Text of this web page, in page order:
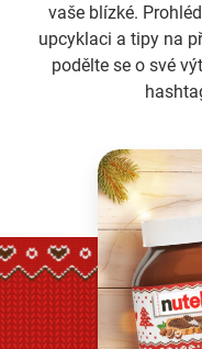
vaše blízké.
upcyklaci a tipy na
podělte se o své